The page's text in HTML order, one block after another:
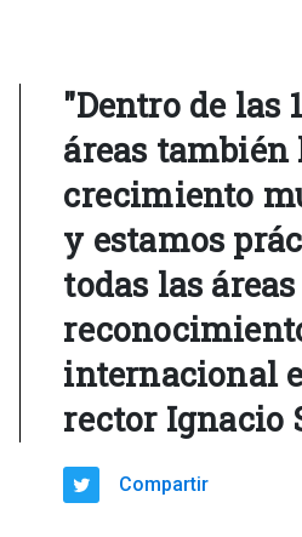
"Dentro de las
áreas también
crecimiento
y estamos
todas las
internacional
rector Ignacio
Compartir